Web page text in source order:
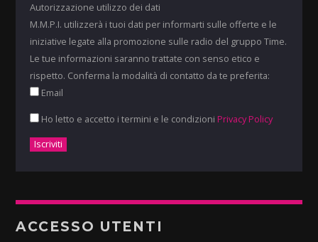
Autorizzazione utilizzo dei dati
M.M.P.I. utilizzerà i tuoi dati per informarti sulle offerte e le
iniziative legate alla promozione sulle radio del gruppo Time.
Le tue informazioni saranno trattate con senso etico e
rispetto. Conferma la modalità di contatto da te preferita:
Email
Ho letto e accetto i termini e le condizioni Privacy Policy
ACCESSO UTENTI